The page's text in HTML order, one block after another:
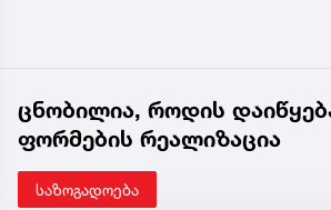
ცნობილია, როდის
ფორმების რეალიზაცია
საზოგადოება